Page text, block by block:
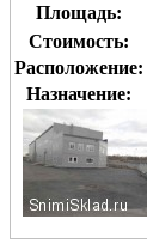
Площадь:
Стоимость:
Расположение:
Назначение: